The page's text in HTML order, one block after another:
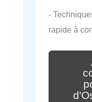
-
rapide à